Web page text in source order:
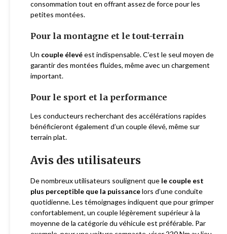
consommation tout en offrant assez de force pour les
petites montées.
Pour la montagne et le tout-terrain
Un couple élevéest indispensable. C’est le seul moyen de
garantir des montées fluides, même avec un chargement
important.
Pour le sport et la performance
Les conducteurs recherchant des accélérations rapides
bénéficieront également d’un couple élevé, même sur
terrain plat.
Avis des utilisateurs
De nombreux utilisateurs soulignent que le couple est
plus perceptible que la puissancelors d’une conduite
quotidienne. Les témoignages indiquent que pour grimper
confortablement, un couple légèrement supérieur à la
moyenne de la catégorie du véhicule est préférable. Par